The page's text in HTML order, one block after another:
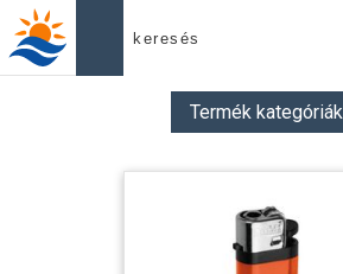
Termék kategóriák